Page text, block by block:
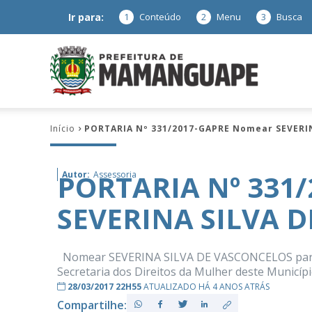
Ir para: 1 Conteúdo 2 Menu 3 Busca
Mamanguape
–
Início PORTARIA Nº 331/2017-GAPRE Nomear
Autor: Assessoria
PORTARIA Nº
SEVERINA SILVA
Nomear SEVERINA SILVA DE
Secretaria dos Direitos da Mulher deste
28/03/2017 22H55ATUALIZADO HÁ 4 ANOS ATRÁS
Compartilhe: